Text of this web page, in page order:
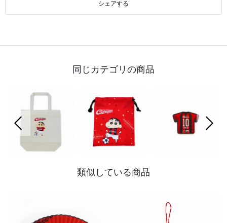
シェアする
同じカテゴリの商品
前の画像
類似している商品